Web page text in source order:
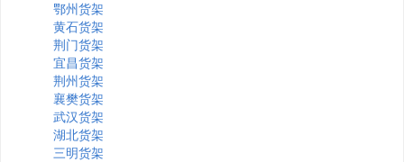
鄂州货架
黄石货架
荆门货架
宜昌货架
荆州货架
襄樊货架
武汉货架
湖北货架
三明货架